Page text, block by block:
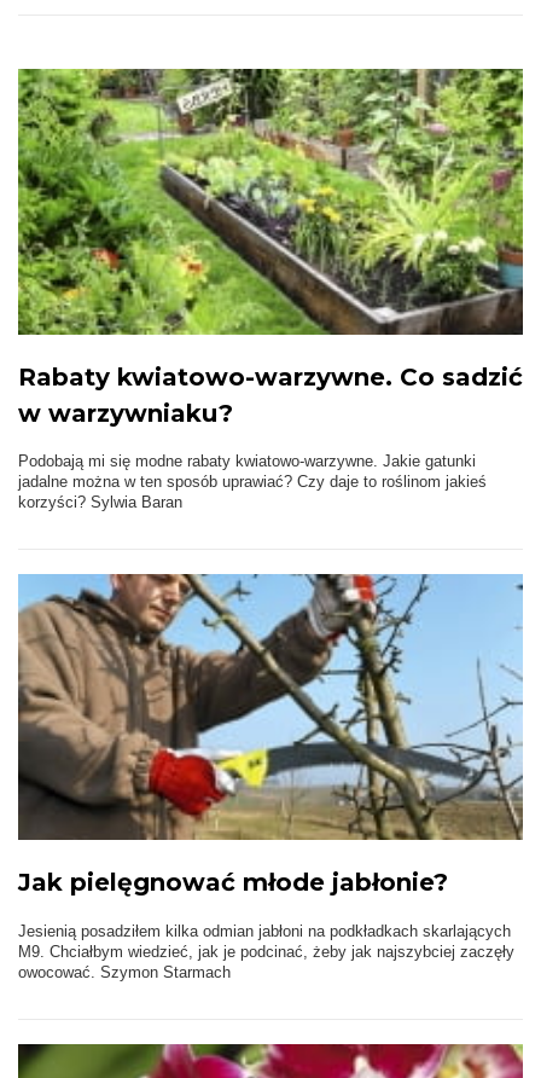
Rabaty kwiatowo-warzywne. Co sadzić
w warzywniaku?
Podobają mi się modne rabaty kwiatowo-warzywne. Jakie gatunki
jadalne można w ten sposób uprawiać? Czy daje to roślinom jakieś
korzyści? Sylwia Baran
Jak pielęgnować młode jabłonie?
Jesienią posadziłem kilka odmian jabłoni na podkładkach skarlających
M9. Chciałbym wiedzieć, jak je podcinać, żeby jak najszybciej zaczęły
owocować. Szymon Starmach